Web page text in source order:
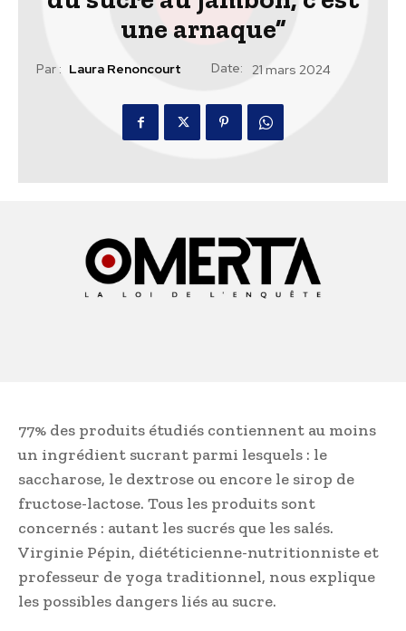
une arnaque”
Par : Laura Renoncourt Date: 21 mars 2024
77% des produits étudiés contiennent au moins
un ingrédient sucrant parmi lesquels : le
saccharose, le dextrose ou encore le sirop de
fructose-lactose. Tous les produits sont
concernés : autant les sucrés que les salés.
Virginie Pépin, diététicienne-nutritionniste et
professeur de yoga traditionnel, nous explique
les possibles dangers liés au sucre.